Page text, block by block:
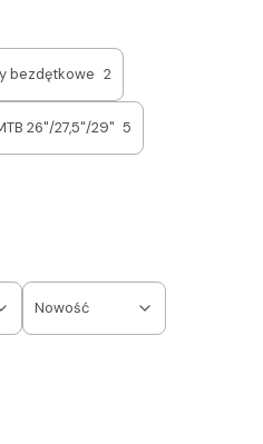
bezdętkowe 2
26"/27,5"/29" 5
Nowość